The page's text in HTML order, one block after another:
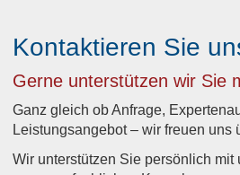
Kontaktieren Sie
Gerne unterstützen wir Sie
Ganz gleich ob Anfrage,
Leistungsangebot – wir freuen uns
Wir unterstützen Sie persönlich